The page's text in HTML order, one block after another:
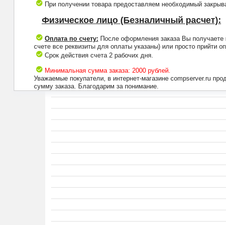
При получении товара предоставляем необходимый
Физическое лицо (Безналичный расчет):
Оплата по счету: После оформления заказа Вы получаете
счете все реквизиты для оплаты указаны) или просто прийти
Срок действия счета 2 рабочих дня.
Минимальная сумма заказа: 2000 рублей.
Уважаемые покупатели, в интернет-магазине compserver.ru
сумму заказа. Благодарим за понимание.